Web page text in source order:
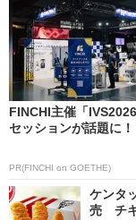
FINCHI主催「
セッションが話題に！
PR(FINCHI on GOETHE)
ケンタ
売 チキ